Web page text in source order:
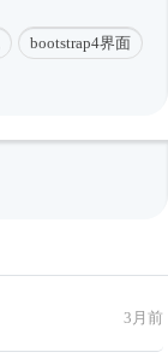
bootstrap4界面
3月前